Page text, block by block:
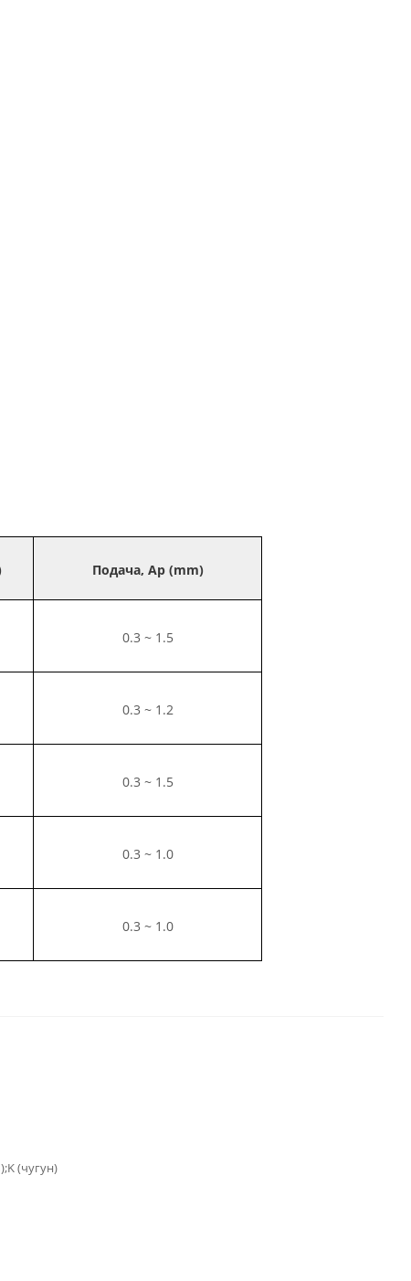
Подача, Ap (mm)
0.3 ~ 1.5
0.3 ~ 1.2
0.3 ~ 1.5
0.3 ~ 1.0
0.3 ~ 1.0
(чугун)